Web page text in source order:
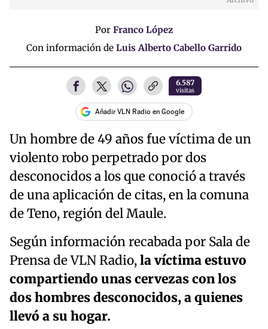
Por Franco López
Con información de Luis Alberto Cabello Garrido
6.587
visitas
Añadir VLN Radio en Google
Un hombre de 49 años fue víctima de un
violento robo perpetrado por dos
desconocidos a los que conoció a través
de una aplicación de citas, en la comuna
de Teno, región del Maule.
Según información recabada por Sala de
Prensa de VLN Radio,la víctima estuvo
compartiendo unas cervezas con los
dos hombres desconocidos, a quienes
llevó a su hogar.